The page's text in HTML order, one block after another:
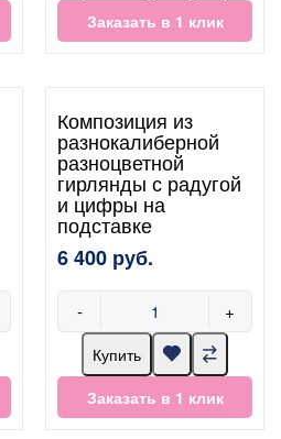
Заказать в 1 клик
Композиция из
разнокалиберной
разноцветной
гирлянды с радугой
и цифры на
подставке
6 400 руб.
- +
Купить
Заказать в 1 клик